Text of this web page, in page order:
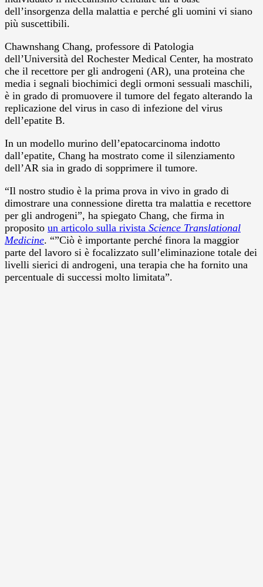
dell’insorgenza della malattia e perché gli uomini vi siano
più suscettibili.
Chawnshang Chang, professore di Patologia
dell’Università del Rochester Medical Center, ha mostrato
che il recettore per gli androgeni (AR), una proteina che
media i segnali biochimici degli ormoni sessuali maschili,
è in grado di promuovere il tumore del fegato alterando la
replicazione del virus in caso di infezione del virus
dell’epatite B.
In un modello murino dell’epatocarcinoma indotto
dall’epatite, Chang ha mostrato come il silenziamento
dell’AR sia in grado di sopprimere il tumore.
“Il nostro studio è la prima prova in vivo in grado di
dimostrare una connessione diretta tra malattia e recettore
per gli androgeni”, ha spiegato Chang, che firma in
proposito un articolo sulla rivista Science Translational
Medicine. “”Ciò è importante perché finora la maggior
parte del lavoro si è focalizzato sull’eliminazione totale dei
livelli sierici di androgeni, una terapia che ha fornito una
percentuale di successi molto limitata”.